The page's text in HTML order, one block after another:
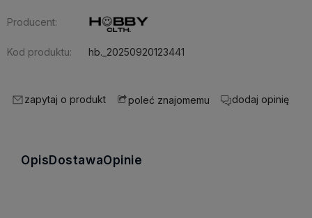
Producent:
Kod produktu: hb._20250920123441
zapytaj o produkt poleć znajomemu dodaj opinię
Opis DostawaOpinie